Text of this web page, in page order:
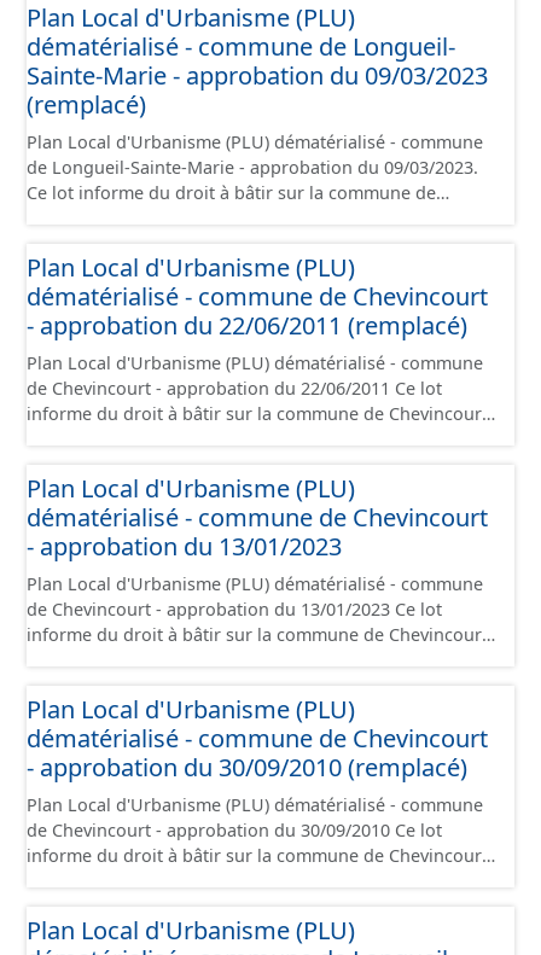
pièces administratives, le rapport de présentation, le
PADD, le règlement (à l'exception des plans de zonages),
les annexes, les orientations d'aménagement et les
données géographiques. Malgré l'attention portée à la
création de ces données, il est rappelé que seuls les
documents papier font foi et sont opposables d'un point
de vue juridique.
Plan Local d'Urbanisme (PLU)
dématérialisé - commune de Longueil-
Sainte-Marie - approbation du 09/03/2023
(remplacé)
Plan Local d'Urbanisme (PLU) dématérialisé - commune
de Longueil-Sainte-Marie - approbation du 09/03/2023.
Ce lot informe du droit à bâtir sur la commune de
contient les pièces administratives, le rapport de
présentation, le PADD, le règlement (à l'exception des
plans de zonages), les annexes, les orientations
d'aménagement et les données géographiques. Malgré
l'attention portée à la création de ces données, il est
rappelé que seuls les documents papier font foi et sont
opposables d'un point de vue juridique.
Plan Local d'Urbanisme (PLU)
dématérialisé - commune de Chevincourt
- approbation du 22/06/2011 (remplacé)
Plan Local d'Urbanisme (PLU) dématérialisé - commune
de Chevincourt - approbation du 22/06/2011 Ce lot
informe du droit à bâtir sur la commune de Chevincourt.
administratives, le rapport de présentation, le PADD, le
règlement (à l'exception des plans de zonages), les
annexes, les orientations d'aménagement et les données
géographiques. Malgré l'attention portée à la création
de ces données, il est rappelé que seuls les documents
papier font foi et sont opposables d'un point de vue
juridique.
Plan Local d'Urbanisme (PLU)
dématérialisé - commune de Chevincourt
- approbation du 13/01/2023
Plan Local d'Urbanisme (PLU) dématérialisé - commune
de Chevincourt - approbation du 13/01/2023 Ce lot
informe du droit à bâtir sur la commune de Chevincourt.
administratives, le rapport de présentation, le PADD, le
règlement (à l'exception des plans de zonages), les
annexes, les orientations d'aménagement et les données
géographiques. Malgré l'attention portée à la création
de ces données, il est rappelé que seuls les documents
papier font foi et sont opposables d'un point de vue
juridique.
Plan Local d'Urbanisme (PLU)
dématérialisé - commune de Chevincourt
- approbation du 30/09/2010 (remplacé)
Plan Local d'Urbanisme (PLU) dématérialisé - commune
de Chevincourt - approbation du 30/09/2010 Ce lot
informe du droit à bâtir sur la commune de Chevincourt.
administratives, le rapport de présentation, le PADD, le
Plan Local d'Urbanisme (PLU)